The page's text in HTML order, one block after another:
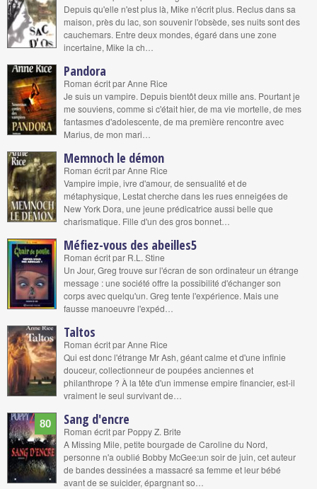
Depuis qu'elle n'est plus là, Mike n'écrit plus. Reclus dans sa
maison, près du lac, son souvenir l'obsède, ses nuits sont des
cauchemars. Entre deux mondes, égaré dans une zone
incertaine, Mike la ch…
Pandora
Roman écrit par Anne Rice
Je suis un vampire. Depuis bientôt deux mille ans. Pourtant je
me souviens, comme si c'était hier, de ma vie mortelle, de mes
fantasmes d'adolescente, de ma première rencontre avec
Marius, de mon mari…
Memnoch le démon
Roman écrit par Anne Rice
Vampire impie, ivre d'amour, de sensualité et de
métaphysique, Lestat cherche dans les rues enneigées de
New York Dora, une jeune prédicatrice aussi belle que
charismatique. Fille d'un des gros bonnet…
Méfiez-vous des abeilles5
Roman écrit par R.L. Stine
Un Jour, Greg trouve sur l'écran de son ordinateur un étrange
message : une société offre la possibilité d'échanger son
corps avec quelqu'un. Greg tente l'expérience. Mais une
fausse manoeuvre l'expéd…
Taltos
Roman écrit par Anne Rice
Qui est donc l'étrange Mr Ash, géant calme et d'une infinie
douceur, collectionneur de poupées anciennes et
philanthrope ? À la tête d'un immense empire financier, est-il
vraiment le seul survivant de…
80 Sang d'encre
Roman écrit par Poppy Z. Brite
A Missing Mile, petite bourgade de Caroline du Nord,
personne n'a oublié Bobby McGee:un soir de juin, cet auteur
de bandes dessinées a massacré sa femme et leur bébé
avant de se suicider, épargnant so…